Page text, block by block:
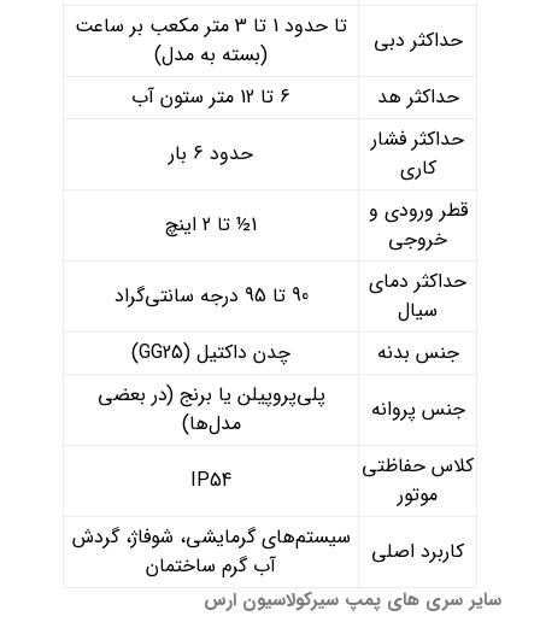
حداکثر دبی
تا حدود 1 تا 3 متر مکعب بر ساعت
(بسته به مدل)
حداکثر هد
6 تا 12 متر ستون آب
حداکثر فشار
کاری
حدود 6 بار
قطر ورودی و
خروجی
1½ تا 2 اینچ
حداکثر دمای
سیال
90 تا 95 درجه سانتی‌گراد
جنس بدنه
چدن داکتیل (GG25)
جنس پروانه
پلی‌پروپیلن یا برنج (در بعضی
مدل‌ها)
کلاس حفاظتی
موتور
IP54
کاربرد اصلی
سیستم‌های گرمایشی، شوفاژ، گردش
آب گرم ساختمان
سایر سری های پمپ سیرکولاسیون ارس